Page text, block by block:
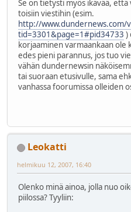
Se on tietysti myös ikävää,
toisiin viestihin (esim.
http://www.dundernews.com/
tid=3301&page=1#pid34733 )
korjaaminen varmaankaan
edes pieni parannus, jos tuo
vähän dundernewsin
tai suoraan etusivulle, sama
vanhassa foorumissa olleiden
Leokatti
helmikuu 12, 2007, 16:40
Olenko minä ainoa, jolla nuo
piilossa? Tyyliin: